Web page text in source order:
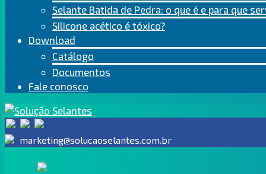
Selante Batida de Pedra: o que é e para que
Silicone acético é tóxico?
Download
Catálogo
Documentos
Fale conosco
marketing@solucaoselantes.com.br